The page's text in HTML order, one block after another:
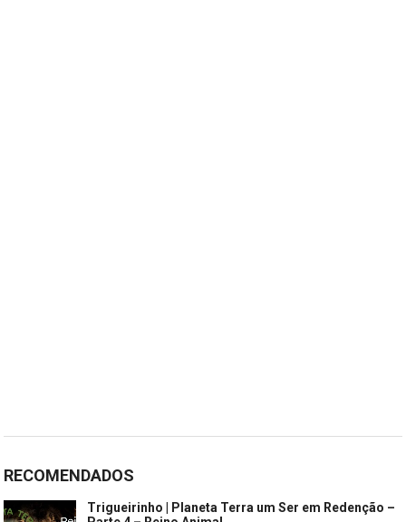
RECOMENDADOS
Trigueirinho | Planeta Terra um Ser em Redenção –